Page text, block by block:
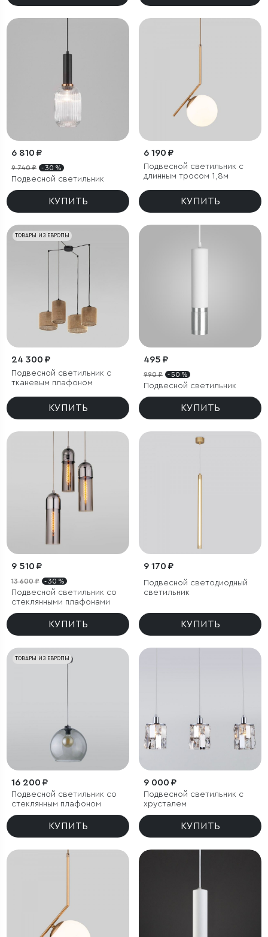
6 810 ₽
9 740 ₽ - 30 %
Подвесной светильник
КУПИТЬ
6 190 ₽
Подвесной светильник с
длинным тросом 1,8м
КУПИТЬ
ТОВАРЫ ИЗ ЕВРОПЫ
24 300 ₽
Подвесной светильник с
тканевым плафоном
КУПИТЬ
495 ₽
990 ₽ - 50 %
Подвесной светильник
КУПИТЬ
9 510 ₽
13 600 ₽ - 30 %
Подвесной светильник со
стеклянными плафонами
КУПИТЬ
9 170 ₽
Подвесной светодиодный
светильник
КУПИТЬ
ТОВАРЫ ИЗ ЕВРОПЫ
16 200 ₽
Подвесной светильник со
стеклянным плафоном
КУПИТЬ
9 000 ₽
Подвесной светильник с
хрусталем
КУПИТЬ